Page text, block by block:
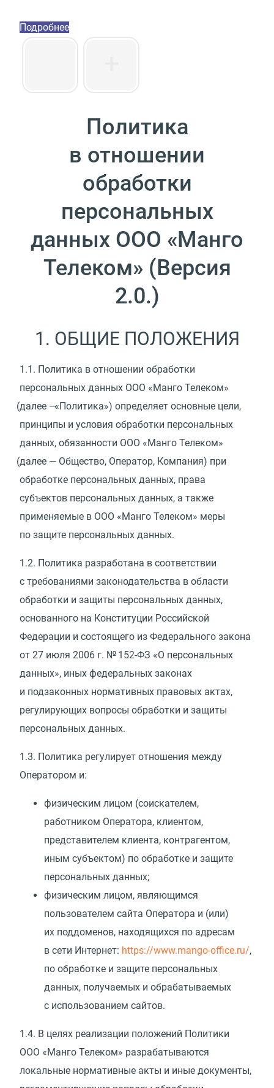
Подробнее
Политика
в отношении
обработки
персональных
данных ООО «Манго
Телеком» (Версия
2.0.)
1. ОБЩИЕ ПОЛОЖЕНИЯ
1.1. Политика в отношении обработки
персональных данных ООО «Манго Телеком»
(далее —
« Политика») определяет основные цели,
принципы и условия обработки персональных
данных, обязанности ООО «Манго Телеком»
(далее — Общество, Оператор, Компания) при
обработке персональных данных, права
субъектов персональных данных, а также
применяемые в ООО «Манго Телеком» меры
по защите персональных данных.
1.2. Политика разработана в соответствии
с требованиями законодательства в области
обработки и защиты персональных данных,
основанного на Конституции Российской
Федерации и состоящего из Федерального закона
от 27 июля 2006 г. № 152-ФЗ «О персональных
данных», иных федеральных законах
и подзаконных нормативных правовых актах,
регулирующих вопросы обработки и защиты
персональных данных.
1.3. Политика регулирует отношения между
Оператором и:
физическим лицом (соискателем,
работником Оператора, клиентом,
представителем клиента, контрагентом,
иным субъектом) по обработке и защите
персональных данных;
физическим лицом, являющимся
пользователем сайта Оператора и (или)
их поддоменов, находящихся по адресам
в сети Интернет: https://www.mango-office.ru/,
по обработке и защите персональных
данных, получаемых и обрабатываемых
с использованием сайтов.
1.4. В целях реализации положений Политики
ООО «Манго Телеком» разрабатываются
локальные нормативные акты и иные документы,